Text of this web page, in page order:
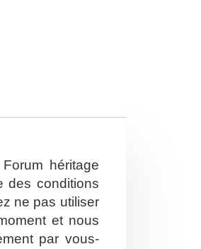
héritage
des conditions
ne pas utiliser
et nous
par vous-